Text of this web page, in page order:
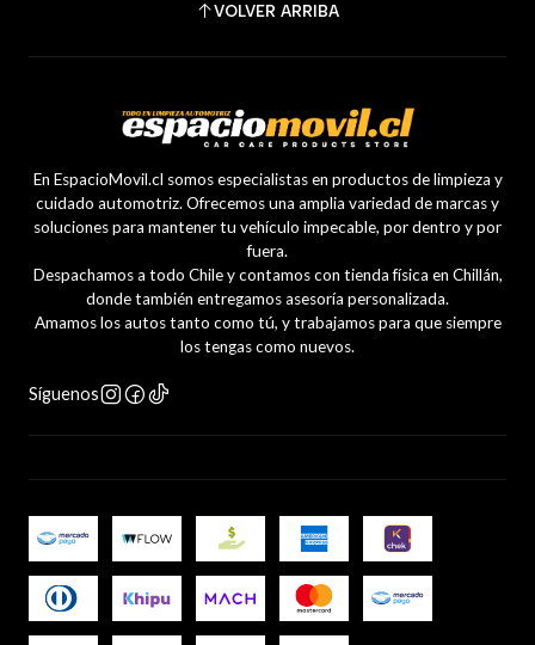
VOLVER ARRIBA
En EspacioMovil.cl somos especialistas en productos de limpieza y
cuidado automotriz. Ofrecemos una amplia variedad de marcas y
soluciones para mantener tu vehículo impecable, por dentro y por
fuera.
Despachamos a todo Chile y contamos con tienda física en Chillán,
donde también entregamos asesoría personalizada.
Amamos los autos tanto como tú, y trabajamos para que siempre
los tengas como nuevos.
Síguenos